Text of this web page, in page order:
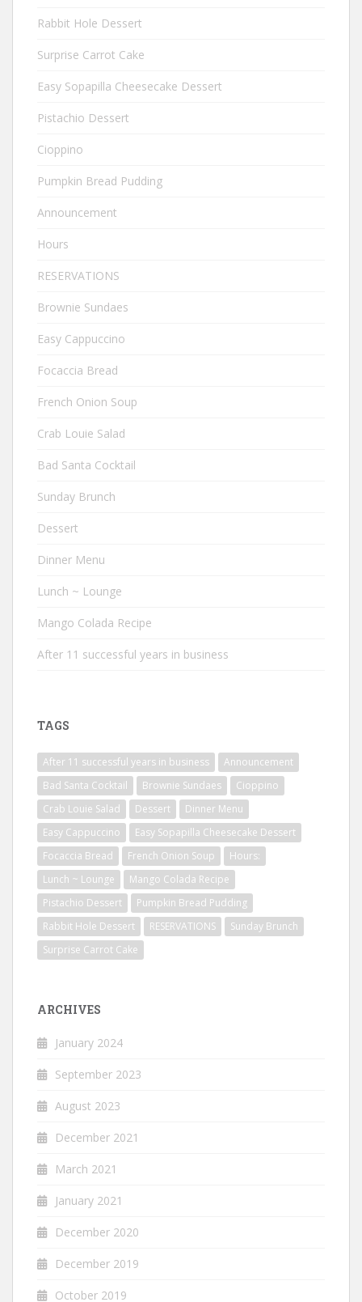
Rabbit Hole Dessert
Surprise Carrot Cake
Easy Sopapilla Cheesecake Dessert
Pistachio Dessert
Cioppino
Pumpkin Bread Pudding
Announcement
Hours
RESERVATIONS
Brownie Sundaes
Easy Cappuccino
Focaccia Bread
French Onion Soup
Crab Louie Salad
Bad Santa Cocktail
Sunday Brunch
Dessert
Dinner Menu
Lunch ~ Lounge
Mango Colada Recipe
After 11 successful years in business
TAGS
After 11 successful years in business
Announcement
Bad Santa Cocktail
Brownie Sundaes
Cioppino
Crab Louie Salad
Dessert
Dinner Menu
Easy Cappuccino
Easy Sopapilla Cheesecake Dessert
Focaccia Bread
French Onion Soup
Hours:
Lunch ~ Lounge
Mango Colada Recipe
Pistachio Dessert
Pumpkin Bread Pudding
Rabbit Hole Dessert
RESERVATIONS
Sunday Brunch
Surprise Carrot Cake
ARCHIVES
January 2024
September 2023
August 2023
December 2021
March 2021
January 2021
December 2020
December 2019
October 2019